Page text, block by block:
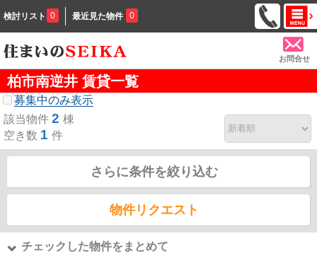
検討リスト 0 最近見た物件 0
お問合せ
柏市南逆井 賃貸一覧
募集中のみ表示
該当物件 2 棟
空き数 1 件
さらに条件を絞り込む
物件リクエスト
チェックした物件をまとめて